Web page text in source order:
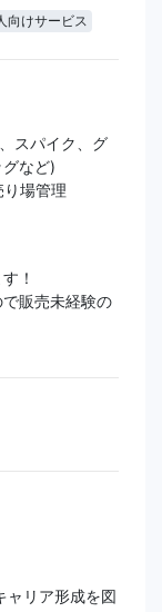
向けサービス
スパイク、グ
など)
場管理
！
販売未経験の
ャリア形成を図